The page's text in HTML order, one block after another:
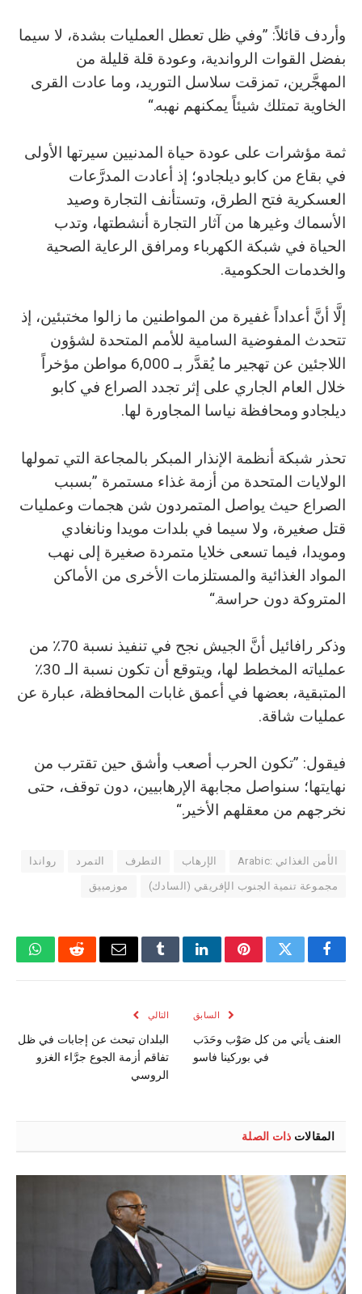
وأردف قائلاً: ”وفي ظل تعطل العمليات بشدة، لا سيما
بفضل القوات الرواندية، وعودة قلة قليلة من
المهجَّرين، تمزقت سلاسل التوريد، وما عادت القرى
الخاوية تمتلك شيئاً يمكنهم نهبه.“
ثمة مؤشرات على عودة حياة المدنيين سيرتها الأولى
في بقاع من كابو ديلجادو؛ إذ أعادت المدرَّعات
العسكرية فتح الطرق، وتستأنف التجارة وصيد
الأسماك وغيرها من آثار التجارة أنشطتها، وتدب
الحياة في شبكة الكهرباء ومرافق الرعاية الصحية
والخدمات الحكومية.
إلَّا أنَّ أعداداً غفيرة من المواطنين ما زالوا مختبئين، إذ
تتحدث المفوضية السامية للأمم المتحدة لشؤون
اللاجئين عن تهجير ما يُقدَّر بـ 6,000 مواطن مؤخراً
خلال العام الجاري على إثر تجدد الصراع في كابو
ديلجادو ومحافظة نياسا المجاورة لها.
تحذر شبكة أنظمة الإنذار المبكر بالمجاعة التي تمولها
الولايات المتحدة من أزمة غذاء مستمرة ”بسبب
الصراع حيث يواصل المتمردون شن هجمات وعمليات
قتل صغيرة، ولا سيما في بلدات مويدا ونانغادي
ومويدا، فيما تسعى خلايا متمردة صغيرة إلى نهب
المواد الغذائية والمستلزمات الأخرى من الأماكن
المتروكة دون حراسة.“
وذكر رافائيل أنَّ الجيش نجح في تنفيذ نسبة 70٪ من
عملياته المخطط لها، ويتوقع أن تكون نسبة الـ 30٪
المتبقية، بعضها في أعمق غابات المحافظة، عبارة عن
عمليات شاقة.
فيقول: ”تكون الحرب أصعب وأشق حين تقترب من
نهايتها؛ سنواصل مجابهة الإرهابيين، دون توقف، حتى
نخرجهم من معقلهم الأخير.“
الأمن الغذائي :Arabic الإرهاب التطرف التمرد رواندا
مجموعة تنمية الجنوب الإفريقي (السادك) موزمبيق
فيسبوكتويتر بينتيريستلينكدإنTumblrالبريد
رديت
السابق
العنف يأتي من كل صَوْب وحَدَب
في بوركينا فاسو
التالي
البلدان تبحث عن إجابات في ظل
تفاقم أزمة الجوع جرَّاء الغزو
الروسي
المقالات ذات الصلة